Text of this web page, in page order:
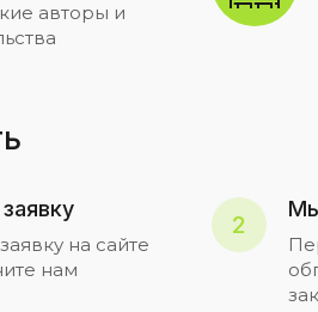
авторы и
на сайте
нам
2